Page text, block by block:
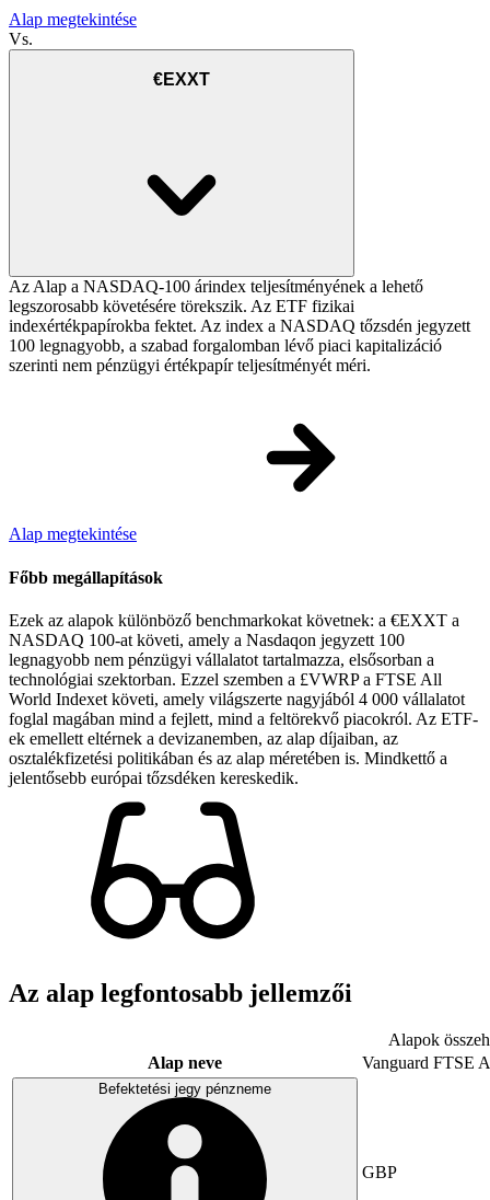
Alap megtekintése
Vs.
€EXXT
Az Alap a NASDAQ-100 árindex teljesítményének a lehető
legszorosabb követésére törekszik. Az ETF fizikai
indexértékpapírokba fektet. Az index a NASDAQ tőzsdén jegyzett
100 legnagyobb, a szabad forgalomban lévő piaci kapitalizáció
szerinti nem pénzügyi értékpapír teljesítményét méri.
Alap megtekintése
Főbb megállapítások
Ezek az alapok különböző benchmarkokat követnek: a €EXXT a
NASDAQ 100-at követi, amely a Nasdaqon jegyzett 100
legnagyobb nem pénzügyi vállalatot tartalmazza, elsősorban a
technológiai szektorban. Ezzel szemben a £VWRP a FTSE All
World Indexet követi, amely világszerte nagyjából 4 000 vállalatot
foglal magában mind a fejlett, mind a feltörekvő piacokról. Az ETF-
ek emellett eltérnek a devizanemben, az alap díjaiban, az
osztalékfizetési politikában és az alap méretében is. Mindkettő a
jelentősebb európai tőzsdéken kereskedik.
Az alap legfontosabb jellemzői
Alapok
Alap neve
Vanguard FTSE
Befektetési jegy pénzneme
GBP